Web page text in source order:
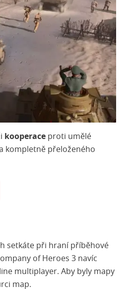
kooperace proti umělé
kompletně přeloženého
setkáte při hraní příběhové
of Heroes 3 navíc
multiplayer. Aby byly mapy
map.